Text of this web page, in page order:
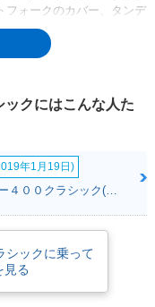
フォークのカバー、タンデ
るといっても過言ではな
も多かった）。2001年
9月からの規制に対応する
ドラッグスターク
は広告やカタログに用い
クにはこんな人た
年1月19日)
さとささん:ドラッグスター４００クラシック(ヤマハ)
シックに乗って
見る